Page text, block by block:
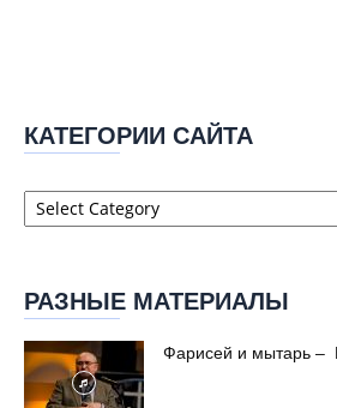
КАТЕГОРИИ САЙТА
Категории
сайта
РАЗНЫЕ МАТЕРИАЛЫ
Фарисей и мытарь –